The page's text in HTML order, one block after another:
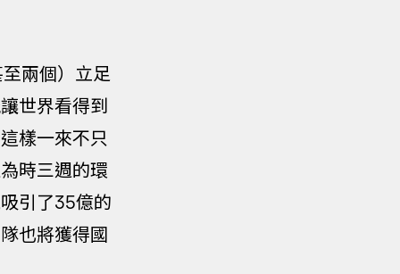
兩個）立足
世界看得到
樣一來不只
時三週的環
引了35億的
也將獲得國